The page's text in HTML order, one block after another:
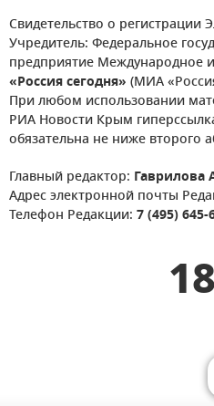
Свидетельство о регистрации
Учредитель: Федеральное
предприятие Международное
«Россия сегодня» (МИА
При любом использовании
РИА Новости Крым
обязательна не ниже второго
Главный редактор: Гаврилова
Адрес электронной почты
Телефон Редакции: 7 (495) 645-
Лента